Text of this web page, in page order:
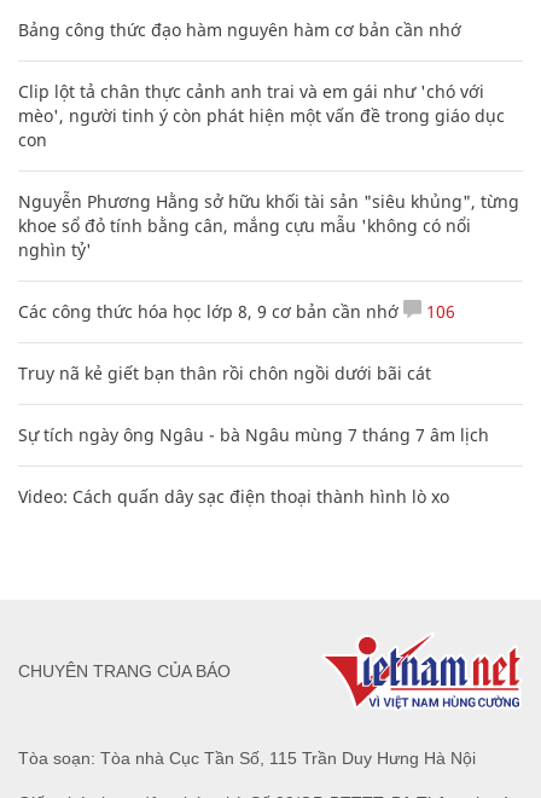
Bảng công thức đạo hàm nguyên hàm cơ bản cần nhớ
Clip lột tả chân thực cảnh anh trai và em gái như 'chó với
mèo', người tinh ý còn phát hiện một vấn đề trong giáo dục
con
Nguyễn Phương Hằng sở hữu khối tài sản "siêu khủng", từng
khoe sổ đỏ tính bằng cân, mắng cựu mẫu 'không có nổi
nghìn tỷ'
Các công thức hóa học lớp 8, 9 cơ bản cần nhớ 106
Truy nã kẻ giết bạn thân rồi chôn ngồi dưới bãi cát
Sự tích ngày ông Ngâu - bà Ngâu mùng 7 tháng 7 âm lịch
Video: Cách quấn dây sạc điện thoại thành hình lò xo
Tòa soạn: Tòa nhà Cục Tần Số, 115 Trần Duy Hưng Hà Nội
CHUYÊN TRANG CỦA BÁO